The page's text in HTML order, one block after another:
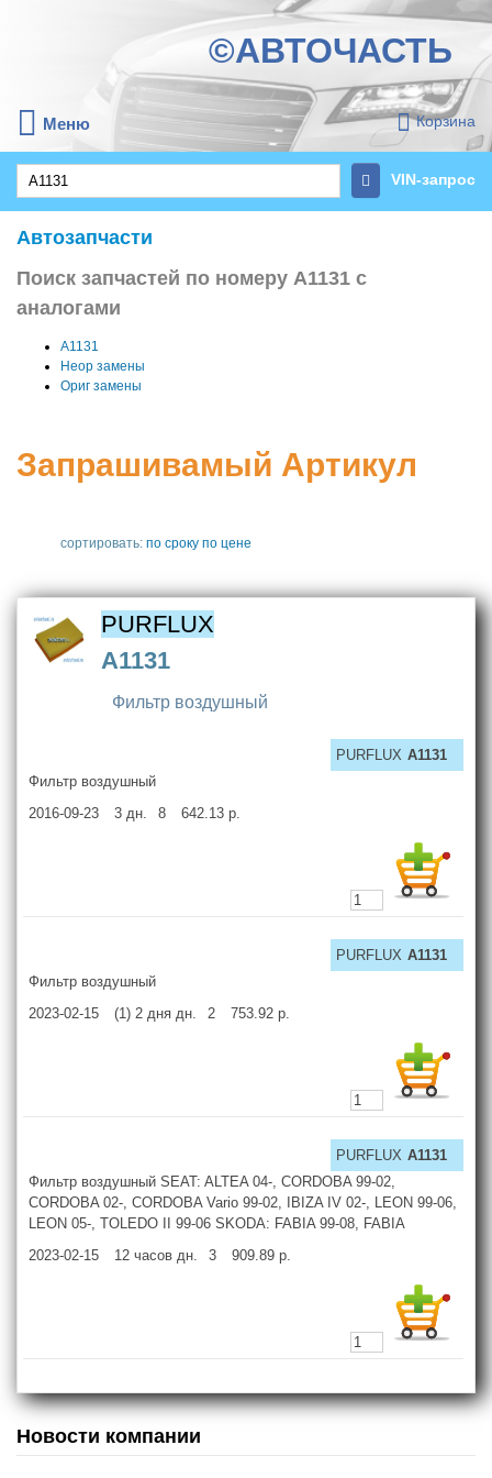
©АВТОЧАСТЬ
Меню Корзина
VIN-запрос
Автозапчасти
Поиск запчастей по номеру A1131 с
аналогами
A1131
Неор замены
Ориг замены
Запрашивамый Артикул
сортировать: по сроку по цене
PURFLUX
A1131
Фильтр воздушный
PURFLUX A1131
Фильтр воздушный
2016-09-23
3 дн. 8 642.13 р.
PURFLUX A1131
Фильтр воздушный
2023-02-15
(1) 2 дня дн. 2 753.92 р.
PURFLUX A1131
Фильтр воздушный SEAT: ALTEA 04-, CORDOBA 99-02,
CORDOBA 02-, CORDOBA Vario 99-02, IBIZA IV 02-, LEON 99-06,
LEON 05-, TOLEDO II 99-06 SKODA: FABIA 99-08, FABIA
2023-02-15
12 часов дн. 3 909.89 р.
Новости компании